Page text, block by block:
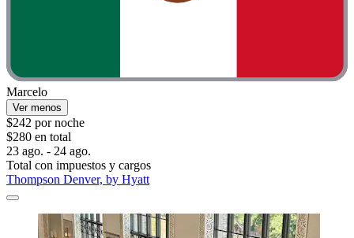
Marcelo
Ver menos
$242 por noche
$280 en total
23 ago. - 24 ago.
Total con impuestos y cargos
Thompson Denver, by Hyatt